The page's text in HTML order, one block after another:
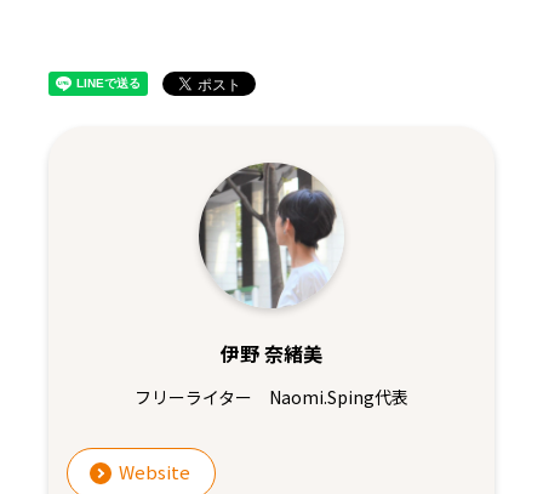
伊野 奈緒美
フリーライター Naomi.Sping代表
Website